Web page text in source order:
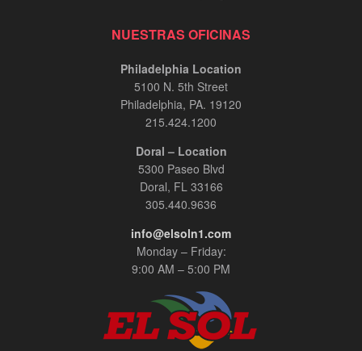
NUESTRAS OFICINAS
Philadelphia Location
5100 N. 5th Street
Philadelphia, PA. 19120
215.424.1200
Doral – Location
5300 Paseo Blvd
Doral, FL 33166
305.440.9636
info@elsoln1.com
Monday – Friday:
9:00 AM – 5:00 PM